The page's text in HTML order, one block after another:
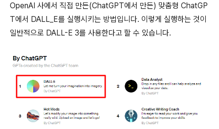
OpenAI 사에서 직접 만든(ChatGPT에서 만든) 맞춤형 ChatGP
T에서 DALL_E를 실행시키는 방법입니다. 이렇게 실행하는 것이
일반적으로 DALL-E 3를 사용한다고 할 수 있습니다.